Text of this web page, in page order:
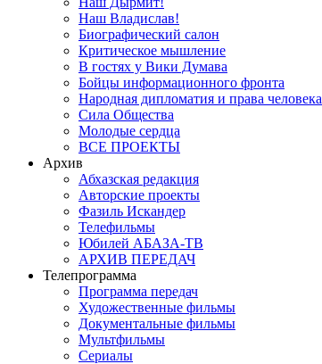
Наш Владислав!
Биографический салон
Критическое мышление
В гостях у Вики Думава
Бойцы информационного фронта
Народная дипломатия и права человека
Сила Общества
Молодые сердца
ВСЕ ПРОЕКТЫ
Архив
Абхазская редакция
Авторские проекты
Фазиль Искандер
Телефильмы
Юбилей АБАЗА-ТВ
АРХИВ ПЕРЕДАЧ
Телепрограмма
Программа передач
Художественные фильмы
Документальные фильмы
Мультфильмы
Сериалы